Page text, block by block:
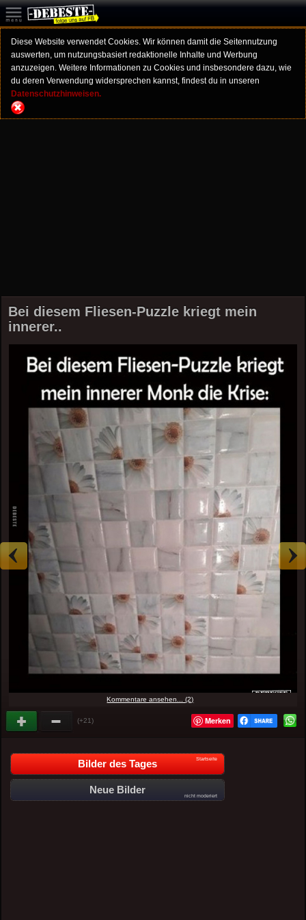
Diese Website verwendet Cookies. Wir können damit die Seitennutzung
auswerten, um nutzungsbasiert redaktionelle Inhalte und Werbung
anzuzeigen. Weitere Informationen zu Cookies und insbesondere dazu, wie
du deren Verwendung widersprechen kannst, findest du in unseren
Datenschutzhinweisen.
Bei diesem Fliesen-Puzzle kriegt mein
innerer..
Kommentare ansehen... (2)
(+21) Merken
Bilder des Tages Startseite
Neue Bilder
nicht moderiert